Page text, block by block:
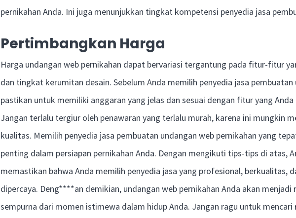
pernikahan Anda. Ini juga menunjukkan tingkat kompetensi penyedia jasa
Pertimbangkan Harga
Harga undangan web pernikahan dapat bervariasi tergantung pada fitur-fitur
dan tingkat kerumitan desain. Sebelum Anda memilih penyedia jasa pembuatan
pastikan untuk memiliki anggaran yang jelas dan sesuai dengan fitur yang Anda
Jangan terlalu tergiur oleh penawaran yang terlalu murah, karena ini mungkin
kualitas. Memilih penyedia jasa pembuatan undangan web pernikahan yang
penting dalam persiapan pernikahan Anda. Dengan mengikuti tips-tips di atas,
memastikan bahwa Anda memilih penyedia jasa yang profesional, berkualitas,
dipercaya. Deng****an demikian, undangan web pernikahan Anda akan menjadi
sempurna dari momen istimewa dalam hidup Anda. Jangan ragu untuk mencari